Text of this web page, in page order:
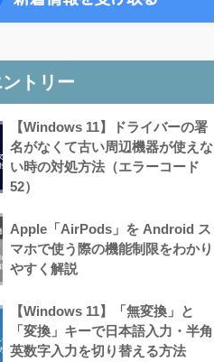
トリー
【Windows 11】ドライバーの署
名がなくて古い周辺機器が使えな
い時の対処方法（エラーコード
52）
Apple「AirPods」を Android ス
マホで使う際の機能制限をわかり
やすく解説
【Windows 11】「無変換」と
「変換」キーで日本語入力・半角
英数字入力を切り替える方法